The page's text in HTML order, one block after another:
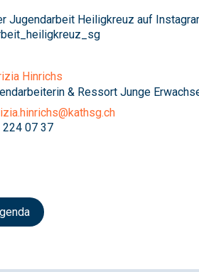
Jugendarbeit Heiligkreuz auf
Hinrichs
& Ressort Junge
224 07 37